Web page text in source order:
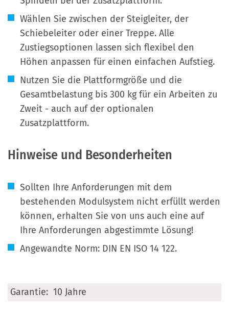
Wählen Sie zwischen der Steigleiter, der
Schiebeleiter oder einer Treppe. Alle
Zustiegsoptionen lassen sich flexibel den
Höhen anpassen für einen einfachen Aufstieg.
Nutzen Sie die Plattformgröße und die
Gesamtbelastung bis 300 kg für ein Arbeiten zu
Zweit - auch auf der optionalen
Zusatzplattform.
Hinweise und Besonderheiten
Sollten Ihre Anforderungen mit dem
bestehenden Modulsystem nicht erfüllt werden
können, erhalten Sie von uns auch eine auf
Ihre Anforderungen abgestimmte Lösung!
Angewandte Norm: DIN EN ISO 14 122.
Mehr
10 Jahre